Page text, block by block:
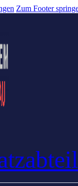
Zum Footer